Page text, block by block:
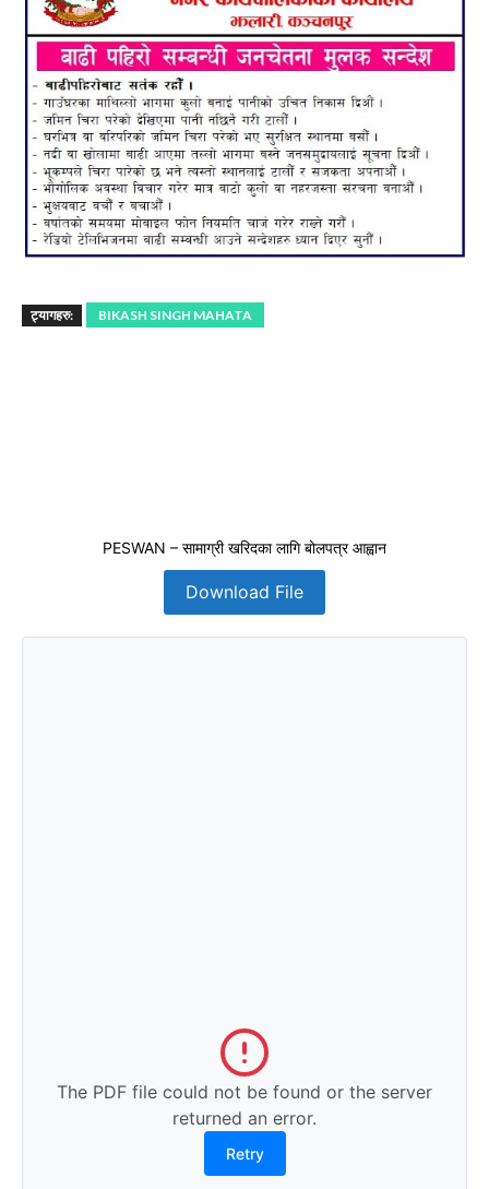
ट्यागहरु: BIKASH SINGH MAHATA
PESWAN – सामाग्री खरिदका लागि बोलपत्र आह्वान
Download File
The PDF file could not be found or the server
returned an error.
Retry